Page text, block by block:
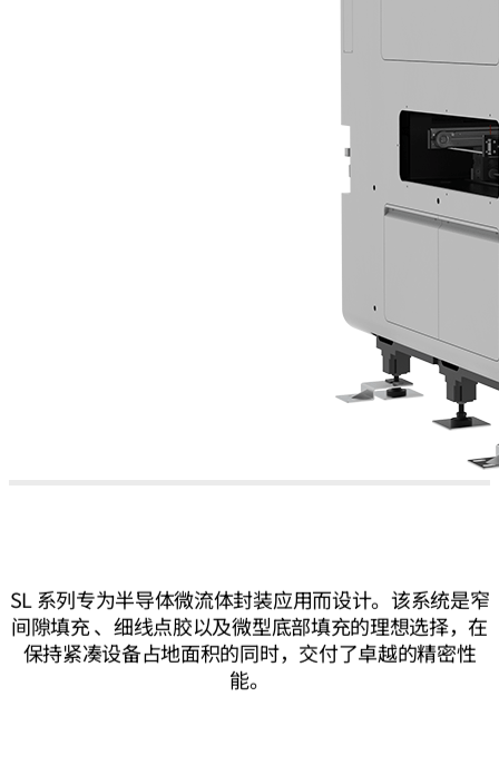
SL 系列专为半导体微流体封装应用而设计。该系统是窄
间隙填充 、细线点胶以及微型底部填充的理想选择，在
保持紧凑设备占地面积的同时，交付了卓越的精密性
能。